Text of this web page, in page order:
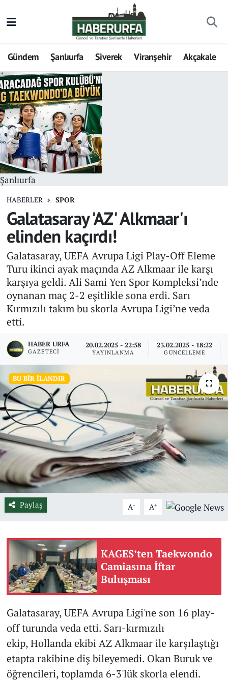
Gündem Şanlıurfa Siverek Viranşehir Akçakale
Şanlıurfa
HABERLER SPOR
Galatasaray 'AZ' Alkmaar'ı
elinden kaçırdı!
Galatasaray, UEFA Avrupa Ligi Play-Off Eleme
Turu ikinci ayak maçında AZ Alkmaar ile karşı
karşıya geldi. Ali Sami Yen Spor Kompleksi’nde
oynanan maç 2-2 eşitlikle sona erdi. Sarı
Kırmızılı takım bu skorla Avrupa Ligi’ne veda
etti.
HABER URFA
GAZETECI
20.02.2025 - 22:58
YAYINLANMA
23.02.2025 - 18:22
GÜNCELLEME
BU BIR İLANDIR
Paylaş A- A+
KAGES’ten Taekwondo
Camiasına İftar
Buluşması
Galatasaray, UEFA Avrupa Ligi'ne son 16 play-
off turunda veda etti. Sarı-kırmızılı
ekip, Hollanda ekibi AZ Alkmaar ile karşılaştığı
etapta rakibine diş bileyemedi. Okan Buruk ve
öğrencileri, toplamda 6-3'lük skorla elendi.